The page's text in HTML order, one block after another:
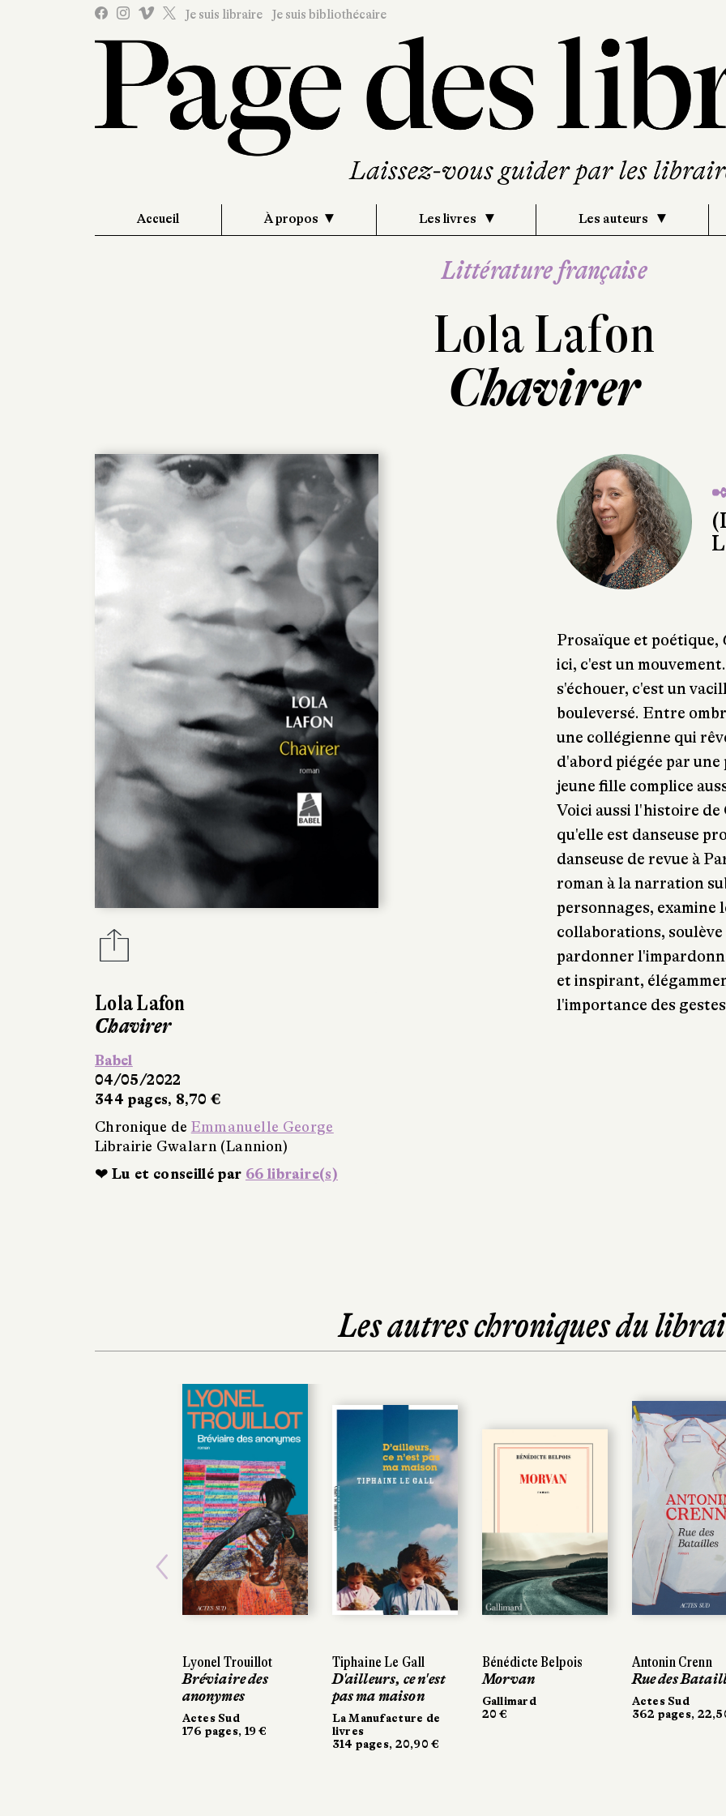
Je suis libraire Je suis bibliothécaire
Accueil À propos Les livres Les auteurs
Littérature française
Lola Lafon
Chavirer
Lola Lafon
Chavirer
Babel
04/05/2022
344 pages, 8,70 €
Chronique de Emmanuelle George
Librairie Gwalarn (Lannion)
❤ Lu et conseillé par 66 libraire(s)
Prosaïque et poétique,
ici, c'est un
s'échouer, c'est un
bouleversé. Entre
une collégienne qui
d'abord piégée par
jeune fille complice
Voici aussi l'histoire de
qu'elle est danseuse
danseuse de revue à
roman à la narration
personnages, examine
collaborations,
pardonner
et inspirant,
l'importance des
Les autres chroniques du
Lyonel Trouillot
Bréviaire des
anonymes
Actes Sud
176 pages, 19 €
Tiphaine Le Gall
D'ailleurs, ce n'est
pas ma maison
La Manufacture de
livres
314 pages, 20,90 €
Bénédicte Belpois
Morvan
Gallimard
20 €
Antonin Crenn
Rue des
Actes Sud
362 pages,
Tiphaine Le Gall
D'ailleurs, ce n'est
pas ma maison
La Manufacture de
livres
314 pages, 20,90 €
Bénédicte Belpois
Morvan
Gallimard
20 €
Antonin Crenn
Rue des
Actes Sud
362 pages,
Previous